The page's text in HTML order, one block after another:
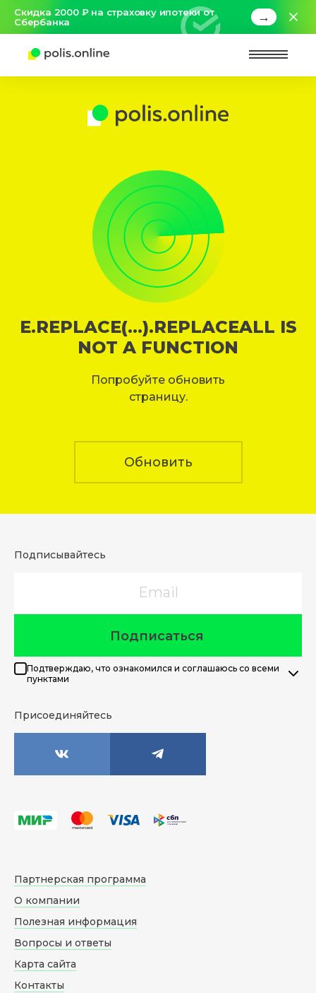
Скидка 2000 ₽ на страховку ипотеки от
Сбербанка
→
E.REPLACE(...).REPLACEALL IS
NOT A FUNCTION
Попробуйте обновить
страницу.
Обновить
Подписывайтесь
Подписаться
Подтверждаю, что ознакомился и соглашаюсь со всеми
пунктами
Присоединяйтесь
Партнерская программа
О компании
Полезная информация
Вопросы и ответы
Карта сайта
Контакты